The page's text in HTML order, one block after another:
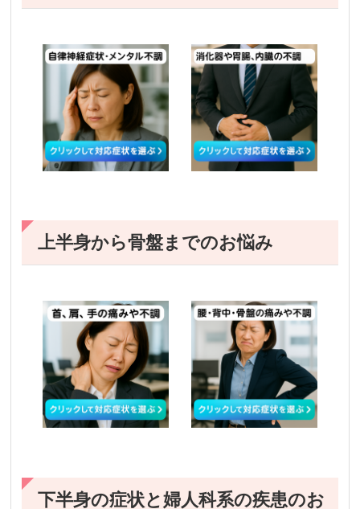
上半身から骨盤までのお悩み
下半身の症状と婦人科系の疾患のお